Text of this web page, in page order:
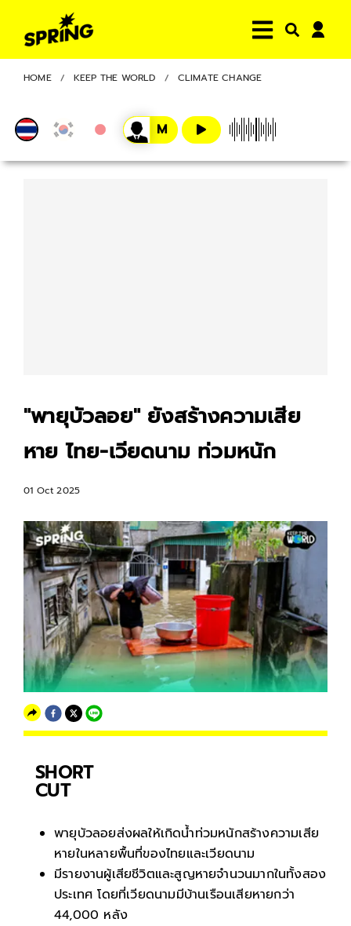
HOME KEEP THE WORLD CLIMATE CHANGE
"พายุบัวลอย" ยังสร้างความเสีย
หาย ไทย-เวียดนาม ท่วมหนัก
01 Oct 2025
SHORT
CUT
พายุบัวลอยส่งผลให้เกิดน้ำท่วมหนักสร้างความเสีย
หายในหลายพื้นที่ของไทยและเวียดนาม
มีรายงานผู้เสียชีวิตและสูญหายจำนวนมากในทั้งสอง
ประเทศ โดยที่เวียดนามมีบ้านเรือนเสียหายกว่า
44,000 หลัง